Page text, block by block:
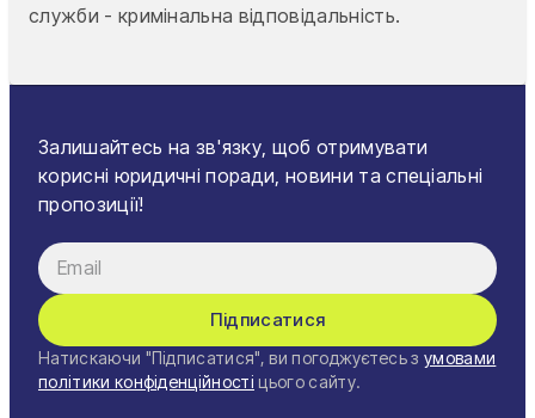
служби - кримінальна відповідальність.
Залишайтесь на зв'язку, щоб отримувати
корисні юридичні поради, новини та спеціальні
пропозиції!
Підписатися
Натискаючи "Підписатися", ви погоджуєтесь з умовами
політики конфіденційності цього сайту.